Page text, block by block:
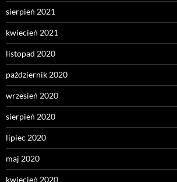
sierpień 2021
kwiecień 2021
listopad 2020
październik 2020
wrzesień 2020
sierpień 2020
lipiec 2020
maj 2020
kwiecień 2020